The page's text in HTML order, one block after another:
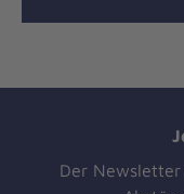
Der